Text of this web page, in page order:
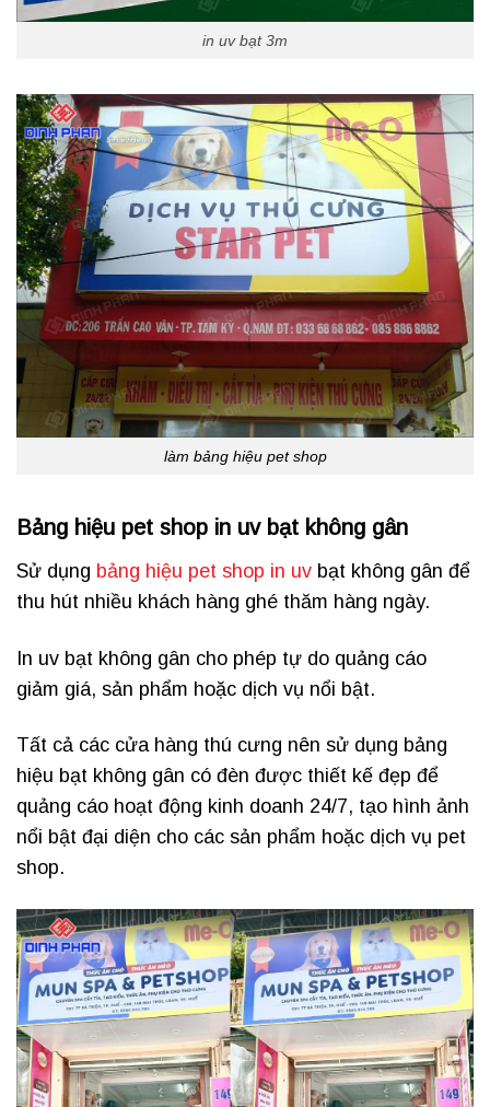
in uv bạt 3m
làm bảng hiệu pet shop
Bảng hiệu pet shop in uv bạt không gân
Sử dụng bảng hiệu pet shop in uv bạt không gân để
thu hút nhiều khách hàng ghé thăm hàng ngày.
In uv bạt không gân cho phép tự do quảng cáo
giảm giá, sản phẩm hoặc dịch vụ nổi bật.
Tất cả các cửa hàng thú cưng nên sử dụng bảng
hiệu bạt không gân có đèn được thiết kế đẹp để
quảng cáo hoạt động kinh doanh 24/7, tạo hình ảnh
nổi bật đại diện cho các sản phẩm hoặc dịch vụ pet
shop.